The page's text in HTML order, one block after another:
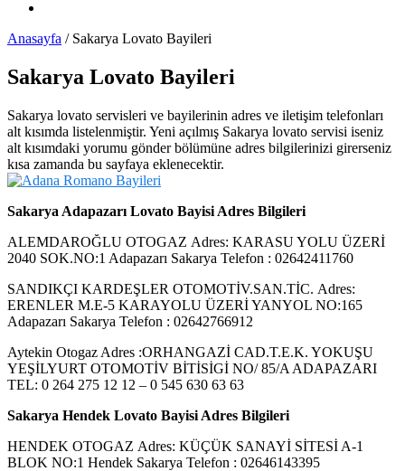
Anasayfa / Sakarya Lovato Bayileri
Sakarya Lovato Bayileri
Sakarya lovato servisleri ve bayilerinin adres ve iletişim telefonları
alt kısımda listelenmiştir. Yeni açılmış Sakarya lovato servisi iseniz
alt kısımdaki yorumu gönder bölümüne adres bilgilerinizi girerseniz
kısa zamanda bu sayfaya eklenecektir.
Sakarya Adapazarı Lovato Bayisi Adres Bilgileri
ALEMDAROĞLU OTOGAZ Adres: KARASU YOLU ÜZERİ
2040 SOK.NO:1 Adapazarı Sakarya Telefon : 02642411760
SANDIKÇI KARDEŞLER OTOMOTİV.SAN.TİC. Adres:
ERENLER M.E-5 KARAYOLU ÜZERİ YANYOL NO:165
Adapazarı Sakarya Telefon : 02642766912
Aytekin Otogaz Adres :ORHANGAZİ CAD.T.E.K. YOKUŞU
YEŞİLYURT OTOMOTİV BİTİSİGİ NO/ 85/A ADAPAZARI
TEL: 0 264 275 12 12 – 0 545 630 63 63
Sakarya Hendek Lovato Bayisi Adres Bilgileri
HENDEK OTOGAZ Adres: KÜÇÜK SANAYİ SİTESİ A-1
BLOK NO:1 Hendek Sakarya Telefon : 02646143395